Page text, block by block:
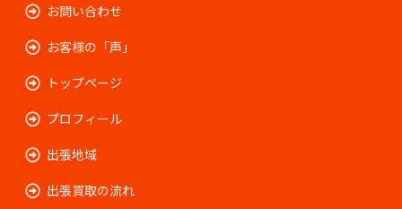
お問い合わせ
お客様の「声」
トップページ
プロフィール
出張地域
出張買取の流れ